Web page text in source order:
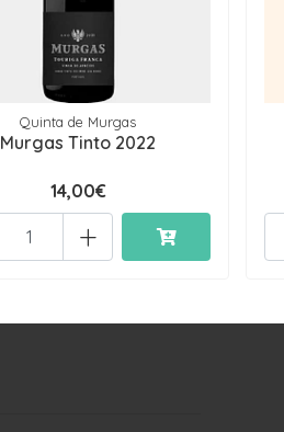
Quinta de Murgas
Murgas Tinto 2022
14,00€
+